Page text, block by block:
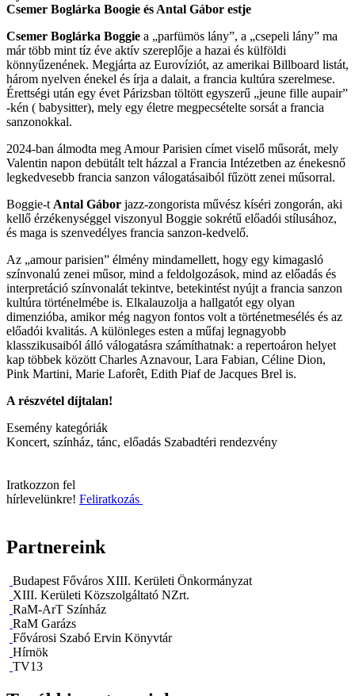
Csemer Boglárka Boogie és Antal Gábor estje
Csemer Boglárka Boggie a „parfümös lány”, a „csepeli lány” ma
már több mint tíz éve aktív szereplője a hazai és külföldi
könnyűzenének. Megjárta az Eurovíziót, az amerikai Billboard listát,
három nyelven énekel és írja a dalait, a francia kultúra szerelmese.
Érettségi után egy évet Párizsban töltött egyszerű „jeune fille aupair”
-kén ( babysitter), mely egy életre megpecsételte sorsát a francia
sanzonokkal.
2024-ban álmodta meg Amour Parisien címet viselő műsorát, mely
Valentin napon debütált telt házzal a Francia Intézetben az énekesnő
legkedvesebb francia sanzon válogatásaiból fűzött zenei műsorral.
Boggie-t Antal Gábor jazz-zongorista művész kíséri zongorán, aki
kellő érzékenységgel viszonyul Boggie sokrétű előadói stílusához,
és maga is szenvedélyes francia sanzon-kedvelő.
Az „amour parisien” élmény mindamellett, hogy egy kimagasló
színvonalú zenei műsor, mind a feldolgozások, mind az előadás és
interpretáció színvonalát tekintve, betekintést nyújt a francia sanzon
kultúra történelmébe is. Elkalauzolja a hallgatót egy olyan
dimenzióba, amikor még nagyon fontos volt a történetmesélés és az
előadói kvalitás. A különleges esten a műfaj legnagyobb
klasszikusaiból álló válogatásra számíthatnak: a repertoáron helyet
kap többek között Charles Aznavour, Lara Fabian, Céline Dion,
Pink Martini, Marie Laforêt, Edith Piaf de Jacques Brel is.
A részvétel díjtalan!
Esemény kategóriák
Koncert, színház, tánc, előadás Szabadtéri rendezvény
Iratkozzon fel
hírlevelünkre! Feliratkozás
Partnereink
Budapest Főváros XIII. Kerületi Önkormányzat
XIII. Kerületi Közszolgáltató NZrt.
RaM-ArT Színház
RaM Garázs
Fővárosi Szabó Ervin Könyvtár
Hírnök
TV13